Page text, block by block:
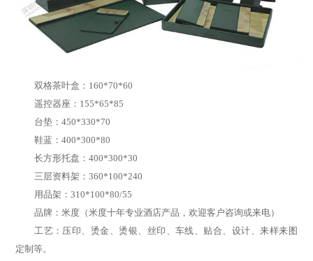
双格茶叶盒：160*70*60
遥控器座：155*65*85
台垫：450*330*70
鞋蓝：400*300*80
长方形托盘：400*300*30
三层资料架：360*100*240
用品架：310*100*80/55
品牌：米度 （米度十年专业酒店产品，欢迎客户咨询或来电）
工艺：压印、烫金、烫银、丝印、车线、贴合、设计、来样来图
定制等。